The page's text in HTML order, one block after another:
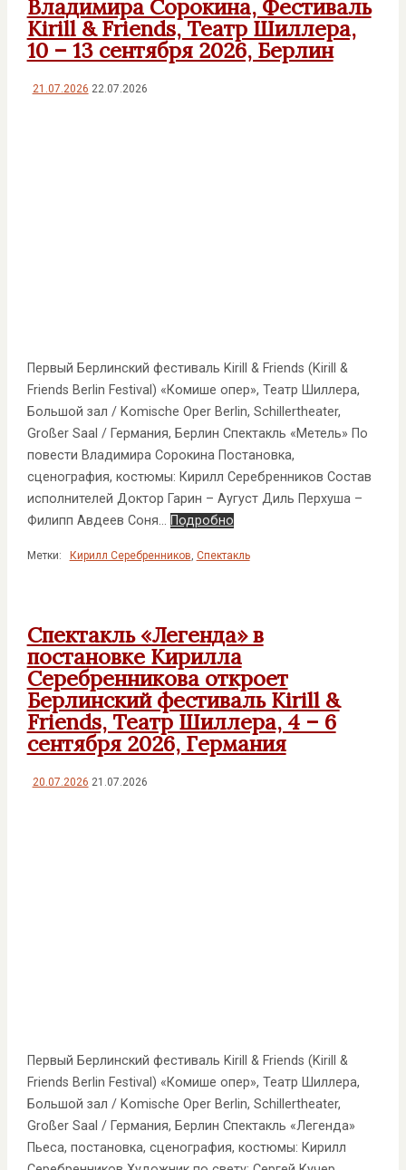
Владимира Сорокина, Фестиваль
Kirill & Friends, Театр Шиллера,
10 – 13 сентября 2026, Берлин
21.07.2026 22.07.2026
Первый Берлинский фестиваль Kirill & Friends (Kirill &
Friends Berlin Festival) «Комише опер», Театр Шиллера,
Большой зал / Komische Oper Berlin, Schillertheater,
Großer Saal / Германия, Берлин Спектакль «Метель» По
повести Владимира Сорокина Постановка,
сценография, костюмы: Кирилл Серебренников Состав
исполнителей Доктор Гарин – Аугуст Диль Перхуша –
Филипп Авдеев Соня… Подробно
Метки: Кирилл Серебренников, Спектакль
Спектакль «Легенда» в
постановке Кирилла
Серебренникова откроет
Берлинский фестиваль Kirill &
Friends, Театр Шиллера, 4 – 6
сентября 2026, Германия
20.07.2026 21.07.2026
Первый Берлинский фестиваль Kirill & Friends (Kirill &
Friends Berlin Festival) «Комише опер», Театр Шиллера,
Большой зал / Komische Oper Berlin, Schillertheater,
Großer Saal / Германия, Берлин Спектакль «Легенда»
Пьеса, постановка, сценография, костюмы: Кирилл